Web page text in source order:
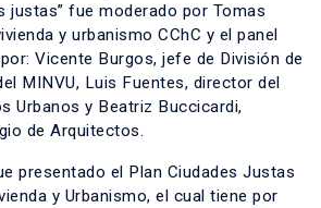
justas” fue moderado por Tomas
y urbanismo CChC y el panel
Vicente Burgos, jefe de División de
MINVU, Luis Fuentes, director del
Urbanos y Beatriz Buccicardi,
de Arquitectos.
presentado el Plan Ciudades Justas
y Urbanismo, el cual tiene por